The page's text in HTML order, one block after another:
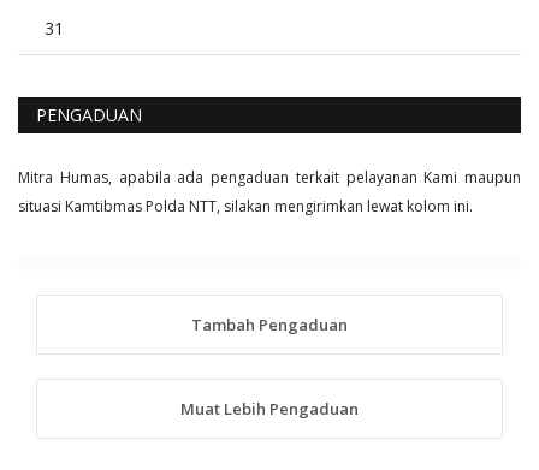
31
PENGADUAN
Mitra Humas, apabila ada pengaduan terkait pelayanan Kami maupun
situasi Kamtibmas Polda NTT, silakan mengirimkan lewat kolom ini.
Tambah Pengaduan
Muat Lebih Pengaduan